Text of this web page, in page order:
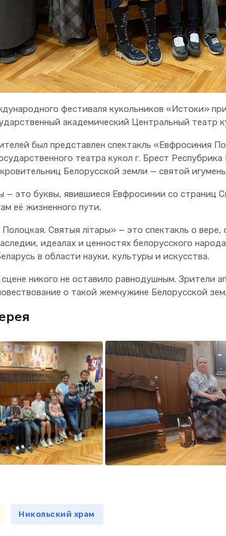
фестиваля кукольников «Истоки»
академический Центральный театр
был представлен спектакль «Евфросиния
театра кукол г. Брест
Белорусской земли — святой
— это буквы, явившиеся Евфросинии со страниц
её жизненного пути.
Святыя лiтары» — это спектакль о вере,
идеалах и ценностях белорусского
в области науки, культуры и искусства.
никого не оставило равнодушным. Зрители
о такой жемчужине Белорусской
Никольский храм